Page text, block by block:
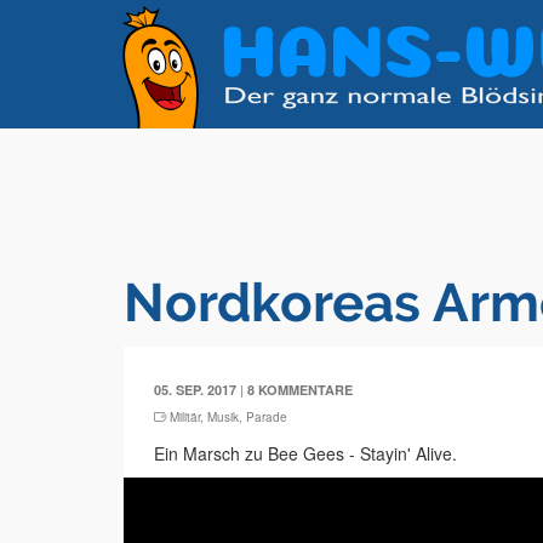
Nordkoreas
05. SEP. 2017 | 8 KOMMENTARE
Militär, Musik, Parade
Ein Marsch zu Bee Gees - Stayin' Alive.